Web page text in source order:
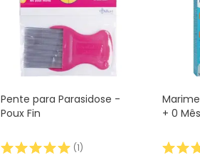
Pente para Parasidose -
Poux Fin
(1)
+ 0